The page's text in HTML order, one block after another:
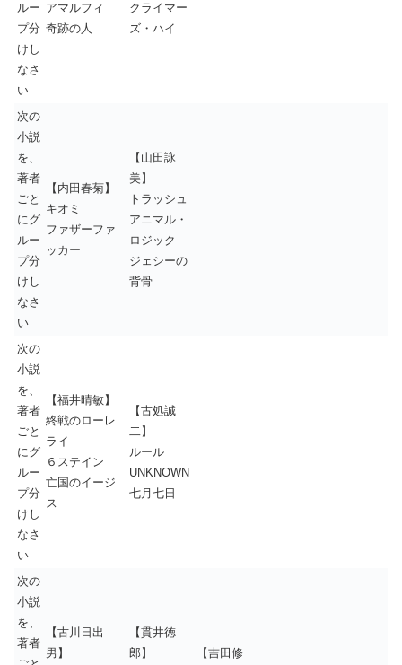
ルー
プ分
けし
なさ
い
アマルフィ
奇跡の人
クライマー
ズ・ハイ
次の
小説
を、
著者
ごと
にグ
ルー
プ分
けし
なさ
い
【内田春菊】
キオミ
ファザーファ
ッカー
【山田詠
美】
トラッシュ
アニマル・
ロジック
ジェシーの
背骨
次の
小説
を、
著者
ごと
にグ
ルー
プ分
けし
なさ
い
【福井晴敏】
終戦のローレ
ライ
６ステイン
亡国のイージ
ス
【古処誠
二】
ルール
UNKNOWN
七月七日
次の
小説
を、
著者
【古川日出
男】
【貫井徳
郎】
【吉田修